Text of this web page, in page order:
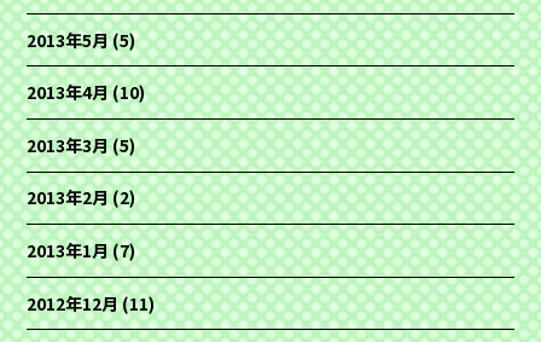
2013年5月(5)
2013年4月(10)
2013年3月(5)
2013年2月(2)
2013年1月(7)
2012年12月(11)